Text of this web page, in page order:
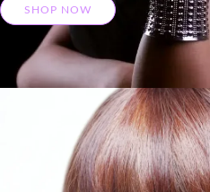
SHOP NOW